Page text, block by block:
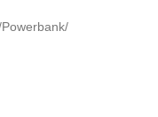
Powerbank